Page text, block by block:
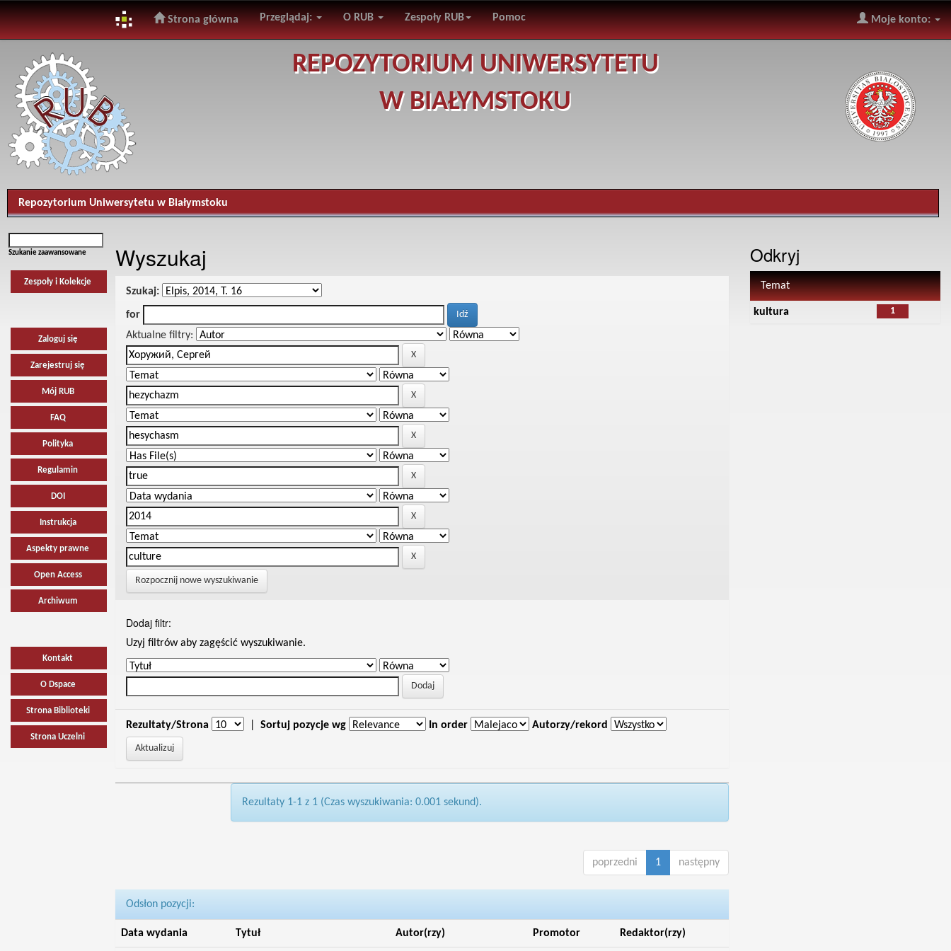
navigation
Strona główna Przeglądaj: O RUB Zespoły RUB Pomoc Moje konto:
REPOZYTORIUM UNIWERSYTETU
W BIAŁYMSTOKU
Repozytorium Uniwersytetu w Białymstoku
Szukanie zaawansowane
Zespoły i Kolekcje
Zaloguj się
Zarejestruj się
Mój RUB
FAQ
Polityka
Regulamin
DOI
Instrukcja
Aspekty prawne
Open Access
Archiwum
Kontakt
O Dspace
Strona Biblioteki
Strona Uczelni
Wyszukaj
Szukaj:
for
Aktualne filtry:
Rozpocznij nowe wyszukiwanie
Dodaj filtr:
Uzyj filtrów aby zagęścić wyszukiwanie.
Rezultaty/Strona Sortuj pozycje wg In order Autorzy/rekord
Rezultaty 1-1 z 1 (Czas wyszukiwania: 0.001 sekund).
poprzedni 1 następny
Odsłon pozycji:
Data wydania Tytuł Autor(rzy) Promotor Redaktor(rzy)
Odkryj
Temat
1
kultura